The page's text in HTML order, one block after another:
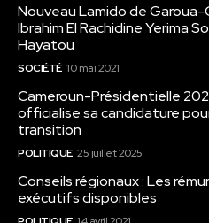
Nouveau Lamido de Garoua-
Ibrahim El Rachidine Yerima
Hayatou
SOCIÉTÉ 10 mai 2021
Cameroun-Présidentielle
officialise sa candidature
transition
POLITIQUE 25 juillet 2025
Conseils régionaux : Les
exécutifs disponibles